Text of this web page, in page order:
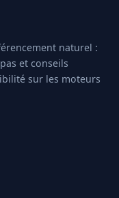
naturel :
et conseils
sur les moteurs